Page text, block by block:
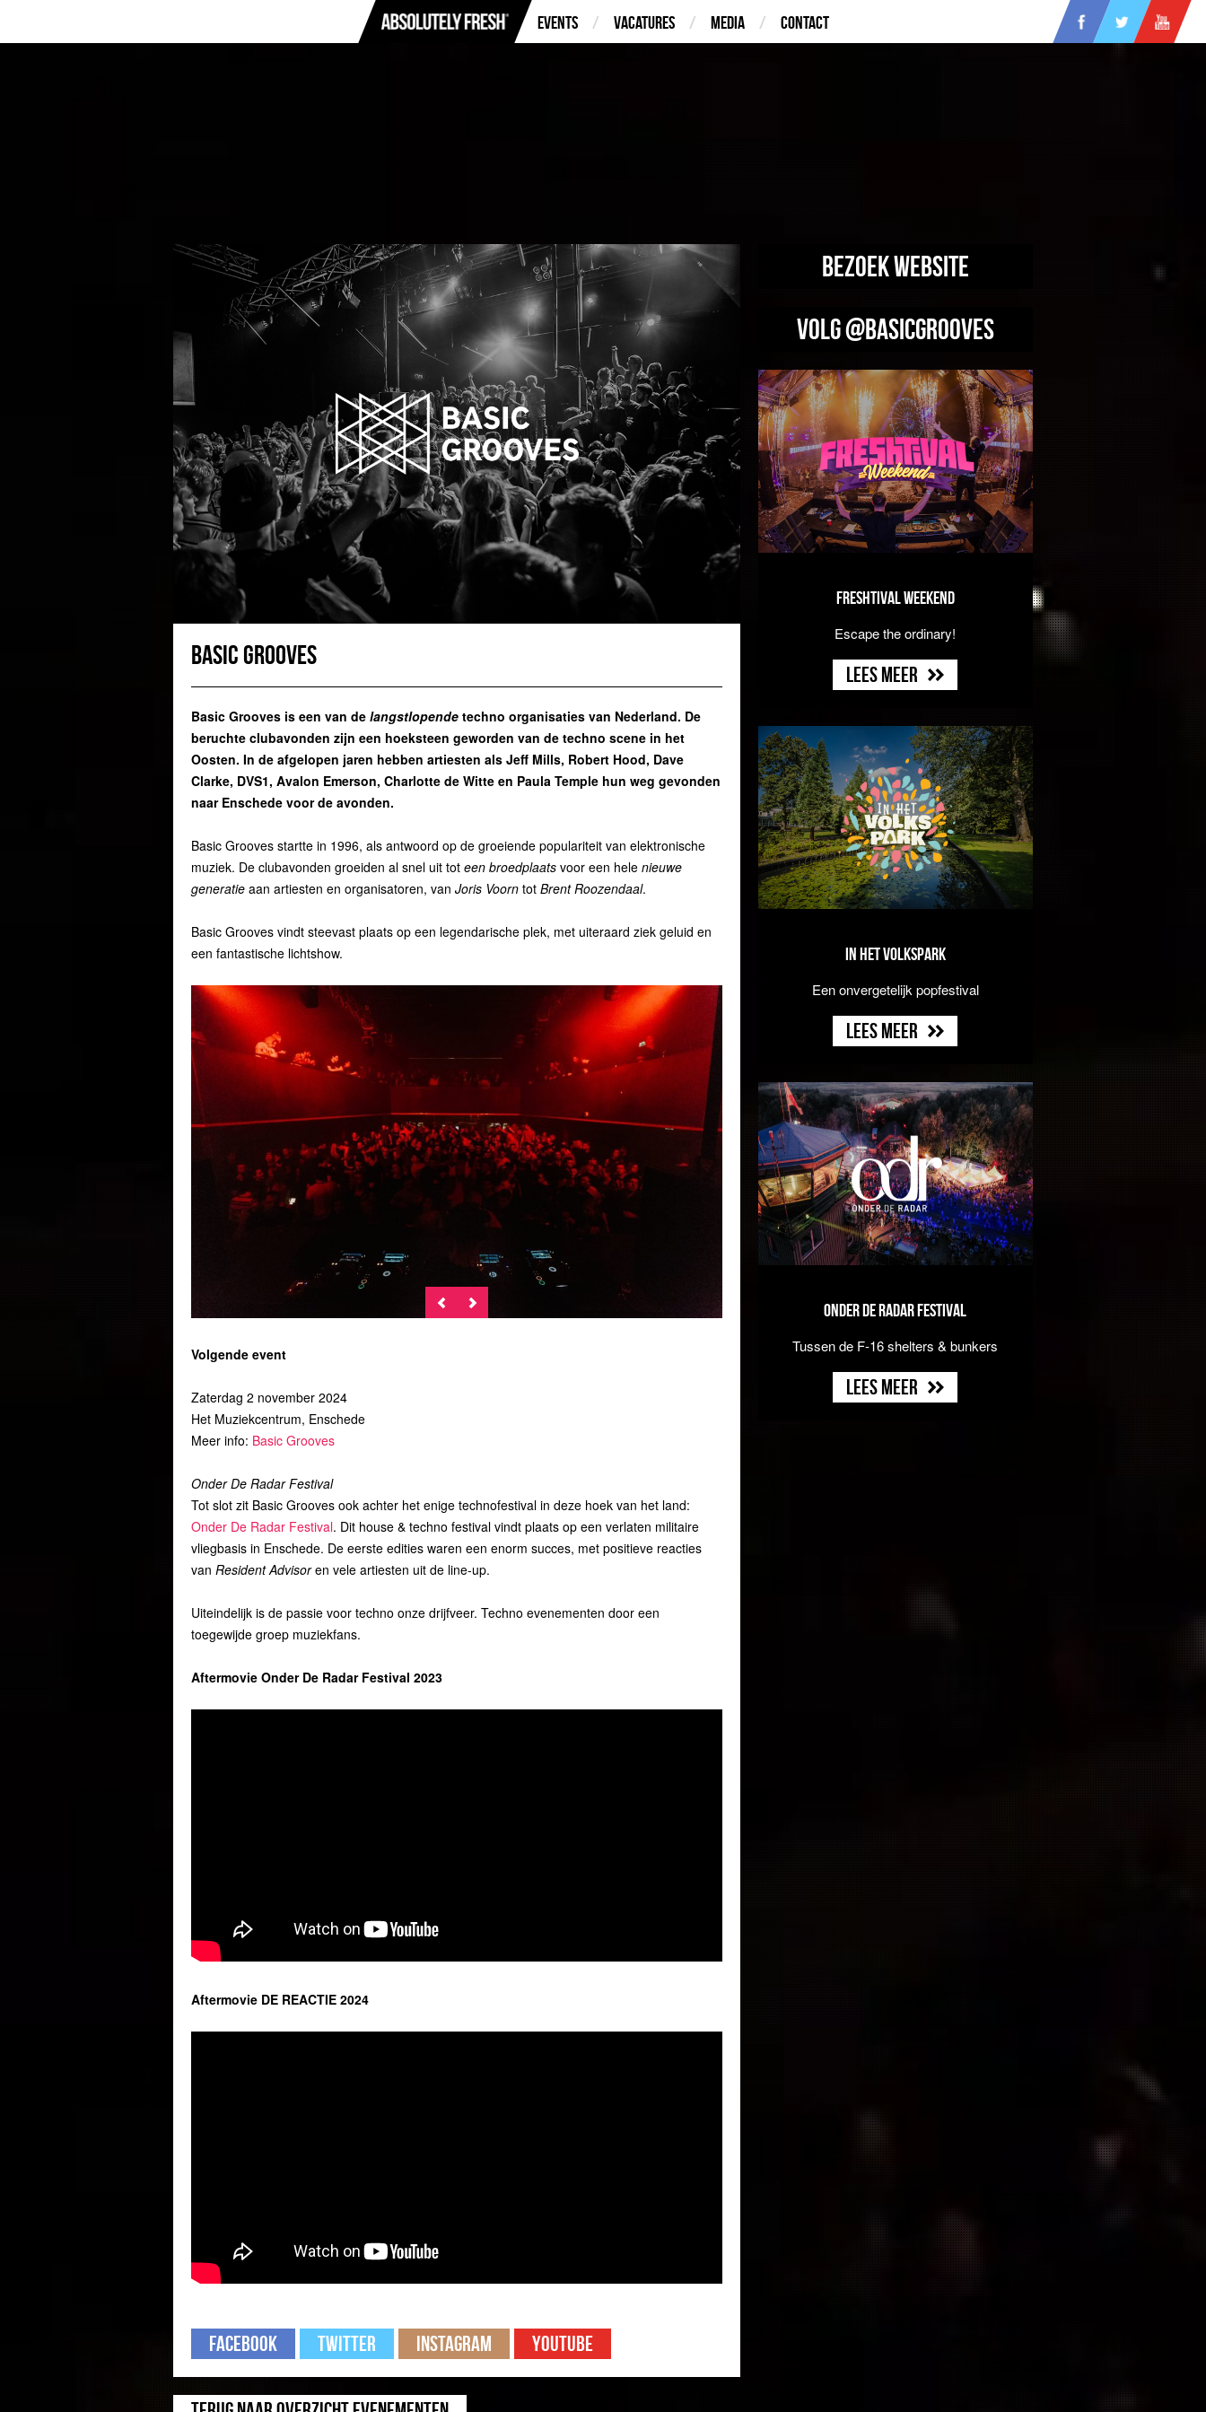
Events Vacatures Media Contact
Basic Grooves
Basic Grooves is een van de langstlopende techno organisaties van Nederland. De
beruchte clubavonden zijn een hoeksteen geworden van de techno scene in het
Oosten. In de afgelopen jaren hebben artiesten als Jeff Mills, Robert Hood, Dave
Clarke, DVS1, Avalon Emerson, Charlotte de Witte en Paula Temple hun weg gevonden
naar Enschede voor de avonden.
Basic Grooves startte in 1996, als antwoord op de groeiende populariteit van elektronische
muziek. De clubavonden groeiden al snel uit tot een broedplaats voor een hele nieuwe
generatie aan artiesten en organisatoren, van Joris Voorn tot Brent Roozendaal.
Basic Grooves vindt steevast plaats op een legendarische plek, met uiteraard ziek geluid en
een fantastische lichtshow.
Volgende event
Zaterdag 2 november 2024
Het Muziekcentrum, Enschede
Meer info: Basic Grooves
Onder De Radar Festival
Tot slot zit Basic Grooves ook achter het enige technofestival in deze hoek van het land:
Onder De Radar Festival. Dit house & techno festival vindt plaats op een verlaten militaire
vliegbasis in Enschede. De eerste edities waren een enorm succes, met positieve reacties
van Resident Advisoren vele artiesten uit de line-up.
Uiteindelijk is de passie voor techno onze drijfveer. Techno evenementen door een
toegewijde groep muziekfans.
Aftermovie Onder De Radar Festival 2023
Aftermovie DE REACTIE 2024
Facebook Twitter Instagram Youtube
Bezoek website
Volg @BasicGrooves
Freshtival Weekend
Escape the ordinary!
Lees meer
In Het Volkspark
Een onvergetelijk popfestival
Lees meer
Onder de Radar Festival
Tussen de F-16 shelters & bunkers
Lees meer